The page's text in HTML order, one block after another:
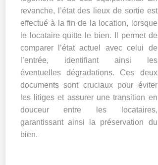
revanche, l’état des lieux de sortie est
effectué à la fin de la location, lorsque
le locataire quitte le bien. Il permet de
comparer l’état actuel avec celui de
l’entrée, identifiant ainsi les
éventuelles dégradations. Ces deux
documents sont cruciaux pour éviter
les litiges et assurer une transition en
douceur entre les locataires,
garantissant ainsi la préservation du
bien.